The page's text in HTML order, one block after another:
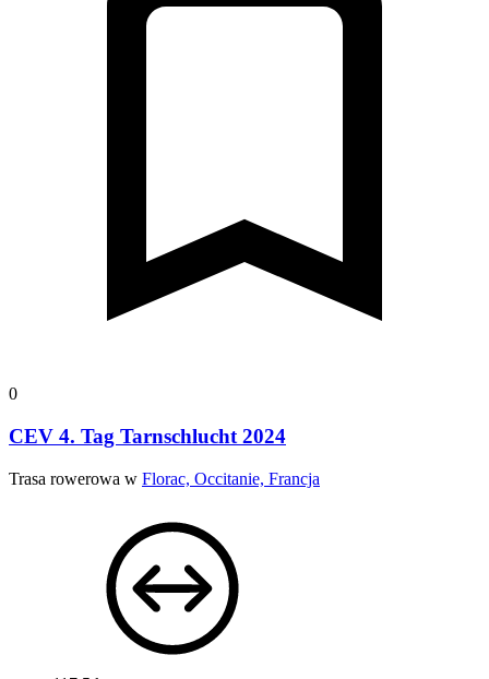
0
CEV 4. Tag Tarnschlucht 2024
Trasa rowerowa w Florac, Occitanie, Francja